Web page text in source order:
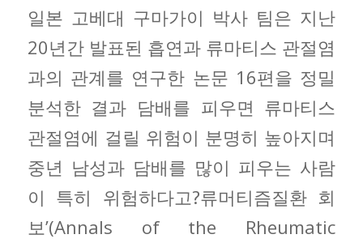
일본 고베대 구마가이 박사 팀은 지난
20년간 발표된 흡연과 류마티스 관절염
과의 관계를 연구한 논문 16편을 정밀
분석한 결과 담배를 피우면 류마티스
관절염에 걸릴 위험이 분명히 높아지며
중년 남성과 담배를 많이 피우는 사람
이 특히 위험하다고?류머티즘질환 회
보’(Annals of the Rheumatic